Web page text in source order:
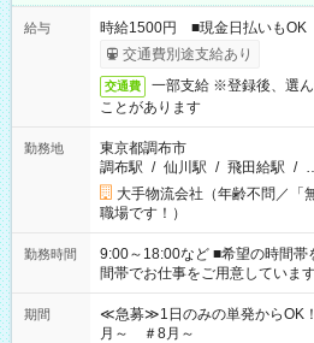
給与
時給1500円 ■現金日払いもOK
交通費別途支給あり
交通費
一部支給 ※登録後、選
ことがあります
勤務地
東京都調布市
調布駅 / 仙川駅 / 飛田給駅 /
大手物流会社（年齢不問／「
職場です！）
勤務時間
9:00～18:00など ■希望の時間帯を選べます！
間帯でお仕事をご用意していま
17:00～22:00 13:00～22:00
期間
≪急募≫1日のみの単発から
月～ ＃8月～